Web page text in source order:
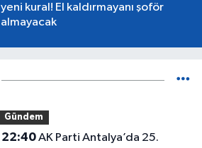
yeni kural! El kaldırmayanı şoför
almayacak
Gündem
22:40AK Parti Antalya’da 25.